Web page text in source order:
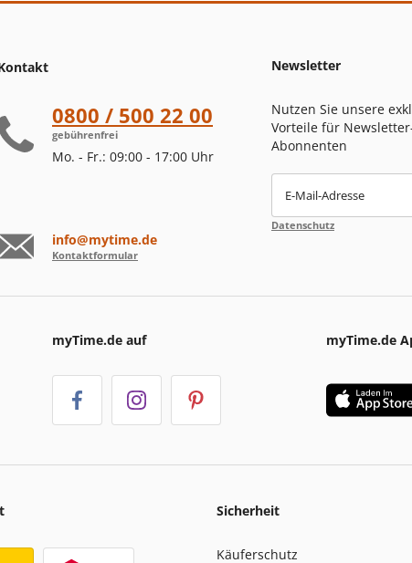
0800 / 500 22 00
gebührenfrei
Mo. - Fr.: 09:00 - 17:00 Uhr
info@mytime.de
Kontaktformular
Newsletter
Nutzen Sie unsere
Vorteile für
Abonnenten
E-Mail-Adresse
Datenschutz
myTime.de auf myTime.de
Sicherheit
Käuferschutz